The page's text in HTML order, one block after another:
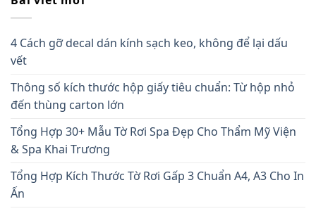
4 Cách gỡ decal dán kính sạch keo, không để lại dấu
vết
Thông số kích thước hộp giấy tiêu chuẩn: Từ hộp nhỏ
đến thùng carton lớn
Tổng Hợp 30+ Mẫu Tờ Rơi Spa Đẹp Cho Thẩm Mỹ Viện
& Spa Khai Trương
Tổng Hợp Kích Thước Tờ Rơi Gấp 3 Chuẩn A4, A3 Cho In
Ấn